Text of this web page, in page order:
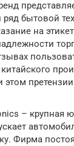
ряд бытовой
на
претензии
– крупная
Фирма